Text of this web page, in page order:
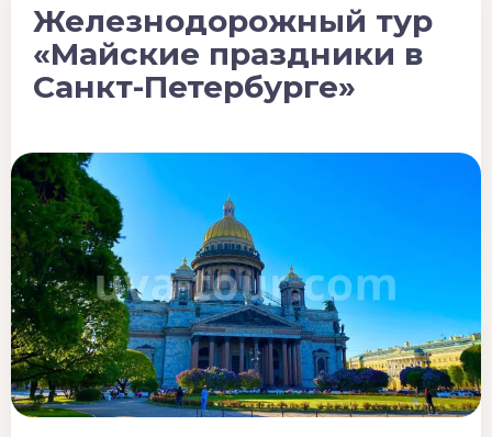
Железнодорожный тур
«Майские праздники в
Санкт-Петербурге»